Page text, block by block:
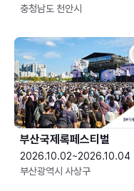
충청남도 천안시
부산국제록페스티벌
2026.10.02~2026.10.04
부산광역시 사상구